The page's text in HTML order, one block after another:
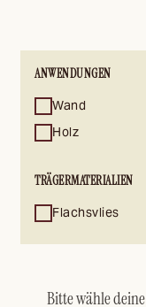
ANWENDUNGEN
Wand
Holz
TRÄGERMATERIALIEN
Flachsvlies
Bitte wähle